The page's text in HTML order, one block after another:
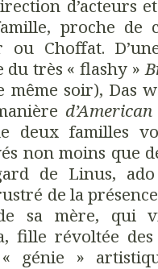
d’acteurs
proche de
ou Choffat.
du très « flashy »
même soir), Das
deux familles
non moins que
de Linus,
de la
sa mère, qui
fille révoltée
génie »